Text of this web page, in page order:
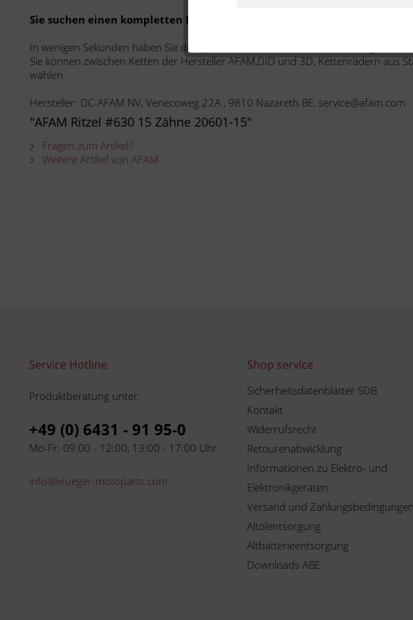
Sie suchen einen kompletten Kettenkit für ein bestimmtes Fahrzeug?
In wenigen Sekunden haben Sie den passenden Kettenkit für Ihr Fahrzeug
Sie können zwischen Ketten der Hersteller AFAM,DID und 3D, Kettenrädern aus
wählen.
Hersteller: DC-AFAM NV, Venecoweg 22A , 9810 Nazareth BE, service@afam.com
"AFAM Ritzel #630 15 Zähne 20601-15"
Fragen zum Artikel?
Weitere Artikel von AFAM
Service Hotline
Produktberatung unter:
+49 (0) 6431 - 91 95-0
Mo-Fr: 09:00 - 12:00, 13:00 - 17:00 Uhr
info@krueger-motoparts.com
Shop service
Sicherheitsdatenblätter SDB
Kontakt
Widerrufsrecht
Retourenabwicklung
Informationen zu Elektro- und
Elektronikgeräten
Versand und Zahlungsbedingungen
Altölentsorgung
Altbatterieentsorgung
Downloads ABE